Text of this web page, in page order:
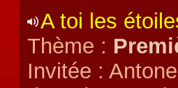
A toi les
Thème :
Invitée :